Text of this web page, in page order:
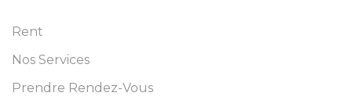
Rent
Nos Services
Prendre Rendez-Vous